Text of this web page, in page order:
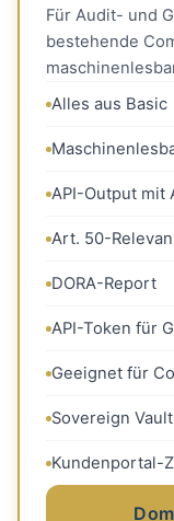
Für Audit- und
bestehende
Alles aus Basic
API-Output
Art. 50-
DORA-Report
API-Token für
Geeignet für
Sovereign
Kundenportal-